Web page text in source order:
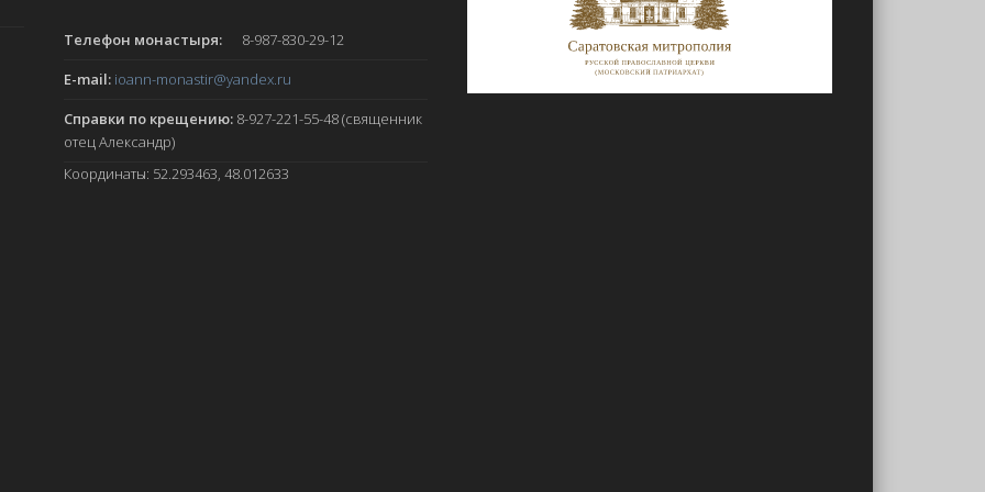
Телефон монастыря:
8-987-830-29-12
E-mail: ioann-monastir@yandex.ru
Справки по крещению: 8-927-221-55-48 (священник
отец Александр)
Координаты: 52.293463, 48.012633